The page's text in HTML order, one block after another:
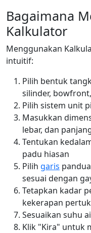
Bagaimana
Kalkulator
Menggunakan
intuitif:
Pilih bentuk
silinder,
Pilih sistem unit
Masukkan
lebar, dan
Tentukan
padu hiasan
Pilih garis
sesuai dengan
Tetapkan kadar
kekerapan
Sesuaikan suhu
Klik "Kira" untuk